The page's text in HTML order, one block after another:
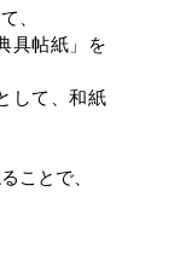
、
具帖紙」を
して、和紙
ことで、